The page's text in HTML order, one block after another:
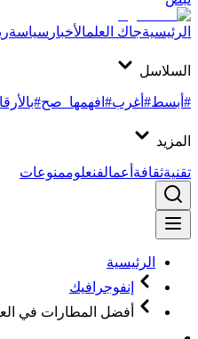
الرئيسيةجاك العلمالأخبار سياسة
السلاسل
#أبسط#أغرب#افهمها_صح
المزيد
تقنيةثقافةأعمالفنعلوممنوعات
الرئيسية
إنفوجرافيك
أفضل المطارات في العالم لعام